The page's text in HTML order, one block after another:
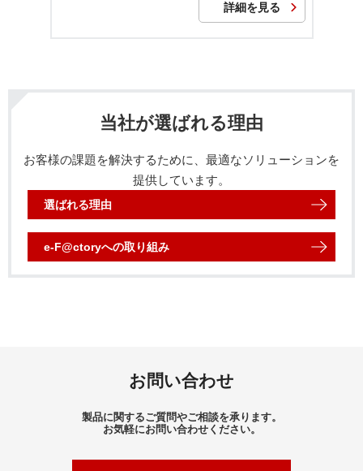
詳細を見る
当社が選ばれる理由
お客様の課題を解決するために、最適なソリューションを
提供しています。
選ばれる理由
e-F@ctoryへの取り組み
お問い合わせ
製品に関するご質問やご相談を承ります。
お気軽にお問い合わせください。